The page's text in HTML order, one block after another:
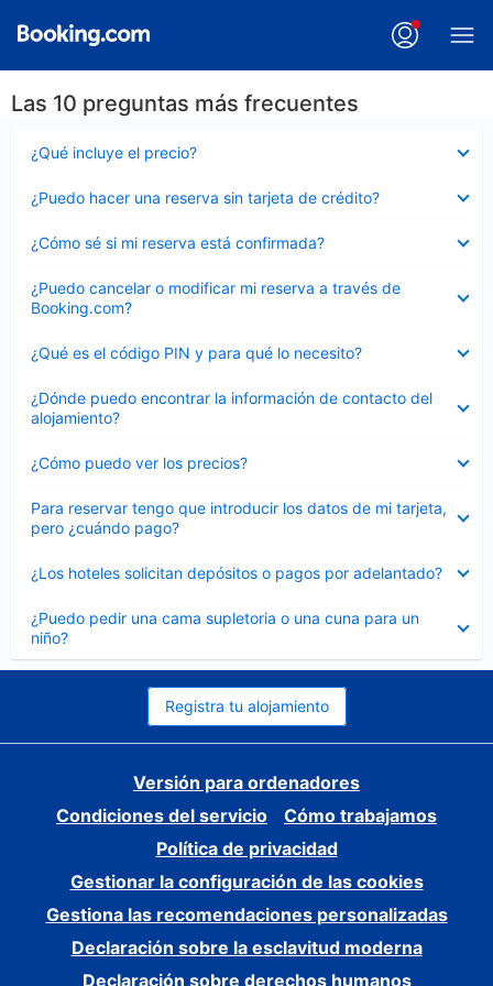
Las 10 preguntas más frecuentes
¿Qué incluye el precio?
cerrado
¿Puedo hacer una reserva sin tarjeta de crédito?
cerrado
¿Cómo sé si mi reserva está confirmada?
cerrado
¿Puedo cancelar o modificar mi reserva a través de
Booking.com?
cerrado
¿Qué es el código PIN y para qué lo necesito?
cerrado
¿Dónde puedo encontrar la información de contacto del
alojamiento?
cerrado
¿Cómo puedo ver los precios?
cerrado
Para reservar tengo que introducir los datos de mi tarjeta,
pero ¿cuándo pago?
cerrado
¿Los hoteles solicitan depósitos o pagos por adelantado?
cerrado
¿Puedo pedir una cama supletoria o una cuna para un
niño?
cerrado
Registra tu alojamiento
Versión para ordenadores
Condiciones del servicio
Cómo trabajamos
Política de privacidad
Gestionar la configuración de las cookies
Gestiona las recomendaciones personalizadas
Declaración sobre la esclavitud moderna
Declaración sobre derechos humanos